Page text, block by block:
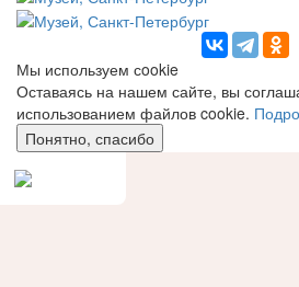
Мы используем сookie
Оставаясь на нашем сайте, вы
использованием файлов cookie.
Понятно, спасибо